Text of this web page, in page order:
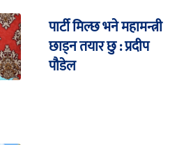
पार्टी मिल्छ भने महामन्त्री
छाड्न तयार छु : प्रदीप
पौडेल